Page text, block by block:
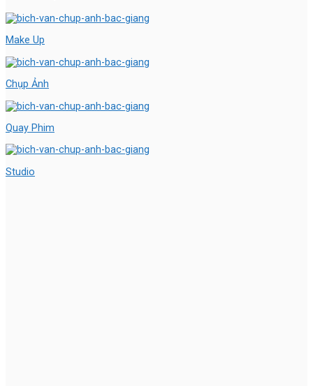
Make Up
Chụp Ảnh
Quay Phim
Studio